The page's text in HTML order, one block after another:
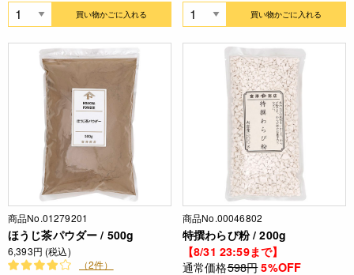
買い物かごに入れる 買い物かごに入れる
商品No.01279201
ほうじ茶パウダー / 500g
6,393円 (税込)
（2件）
商品No.00046802
特撰わらび粉 / 200g
【8/31 23:59まで】
通常価格598円 5%OFF